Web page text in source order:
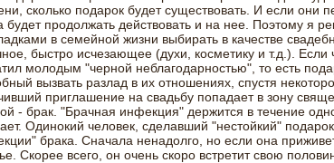
сколько подарок будет существовать. И если они
будет продолжать действовать и на нее. Поэтому я
в семейной жизни выбирать в качестве
быстро исчезающее (духи, косметику и т.д.). Если
молодым "черной неблагодарностью", то есть
вызвать разлад в их отношениях, спустя
приглашение на свадьбу попадает в зону
- брак. "Брачная инфекция" держится в течение
Одинокий человек, сделавший "нестойкий"
брака. Сначала ненадолго, но если она
Скорее всего, он очень скоро встретит свою